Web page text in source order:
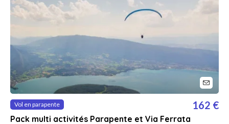
Vol en parapente
Pack multi activités Parapente et Via Ferrata
162 €